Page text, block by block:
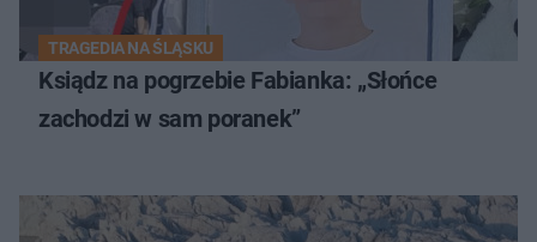
TRAGEDIA NA ŚLĄSKU
Ksiądz na pogrzebie Fabianka: „Słońce
zachodzi w sam poranek”